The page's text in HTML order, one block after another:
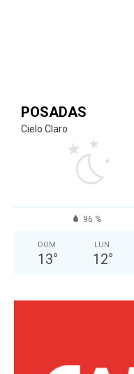
POSADAS
Cielo Claro
96 %
DOM
13°
LUN
12°